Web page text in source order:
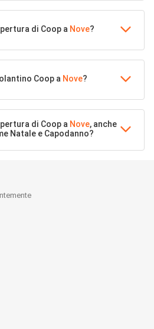
di Coop a Nove?
Coop a Nove?
di Coop a Nove, anche
Natale e Capodanno?